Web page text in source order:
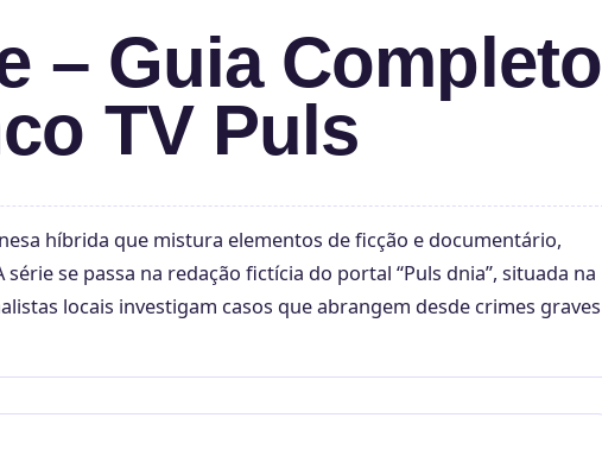
– Guia Completo
TV Puls
híbrida que mistura elementos de ficção e documentário,
se passa na redação fictícia do portal “Puls dnia”, situada na
locais investigam casos que abrangem desde crimes graves